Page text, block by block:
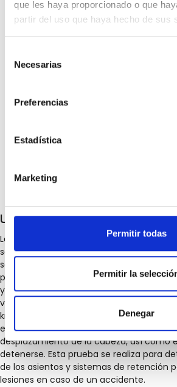
que les haya proporcionado o que
partir del uso que haya hecho de sus
Necesarias
Preferencias
Estadística
Marketing
Permitir todas
Permitir la
Denegar
Latigazo cervical
La prueba de latigazo cervicaldel
seguridad automotriz que se utiliza para
seguridad de los vehículos en caso de un
prueba, una bola de acero se monta en
y se coloca en la parte superior del
vehículo. La bola de acero se dispara a
km/h en la dirección de la cabeza del
el movimiento de la cabeza del
desplazamiento de la cabeza, así como
detenerse. Esta prueba se realiza para
de los asientos y sistemas de retención
lesiones en caso de un accidente.